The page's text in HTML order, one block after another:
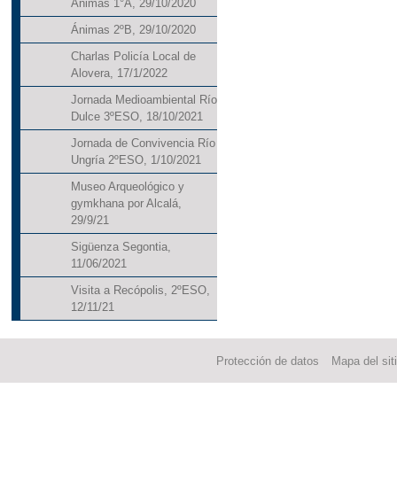
Ánimas 1°A, 29/10/2020
Ánimas 2ºB, 29/10/2020
Charlas Policía Local de
Alovera, 17/1/2022
Jornada Medioambiental Río
Dulce 3ºESO, 18/10/2021
Jornada de Convivencia Río
Ungría 2ºESO, 1/10/2021
Museo Arqueológico y
gymkhana por Alcalá,
29/9/21
Sigüenza Segontia,
11/06/2021
Visita a Recópolis, 2ºESO,
12/11/21
Protección de datos Mapa del